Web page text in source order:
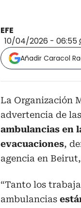
EFE
10/04/2026 - 06:55
Añadir Caracol
La Organización
advertencia de
ambulancias en
evacuaciones,
agencia en
“Tanto los
ambulancias